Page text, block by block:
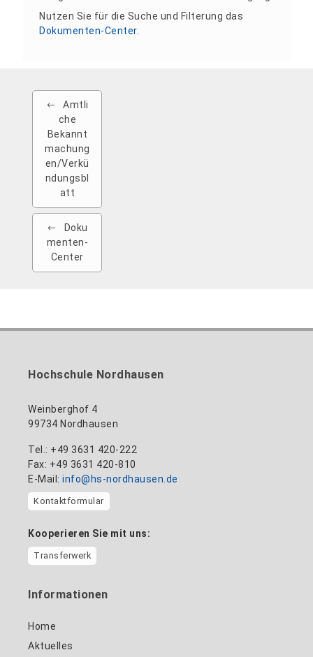
Nutzen Sie für die Suche und Filterung das
Dokumenten-Center.
Amtli
che
Bekannt
machung
en/Verkü
ndungsbl
att
Doku
menten-
Center
Hochschule Nordhausen
Weinberghof 4
99734 Nordhausen
Tel.: +49 3631 420-222
Fax: +49 3631 420-810
E-Mail: info@hs-nordhausen.de
Kontaktformular
Kooperieren Sie mit uns:
Transferwerk
Informationen
Home
Aktuelles